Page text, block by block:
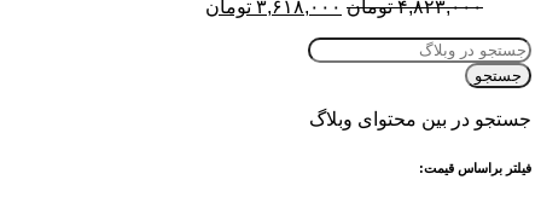
بود.
۴,۸۲۳,۰۰۰ تومان قیمت
۳,۶۱۸,۰۰۰ تومان
جستجو
جستجو در بین محتوای وبلاگ
فیلتر براساس قیمت: